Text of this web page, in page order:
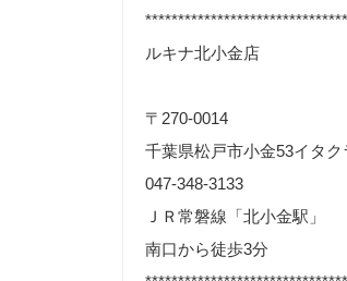
ルキナ北小金店
〒270-0014
千葉県松戸市小金53イタ
047-348-3133
ＪＲ常磐線「北小金駅」
南口から徒歩3分